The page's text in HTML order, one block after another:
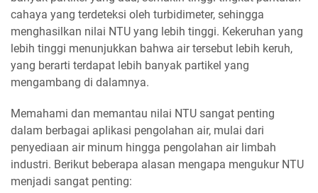
cahaya yang terdeteksi oleh turbidimeter, sehingga
menghasilkan nilai NTU yang lebih tinggi. Kekeruhan yang
lebih tinggi menunjukkan bahwa air tersebut lebih keruh,
yang berarti terdapat lebih banyak partikel yang
mengambang di dalamnya.
Memahami dan memantau nilai NTU sangat penting
dalam berbagai aplikasi pengolahan air, mulai dari
penyediaan air minum hingga pengolahan air limbah
industri. Berikut beberapa alasan mengapa mengukur NTU
menjadi sangat penting: